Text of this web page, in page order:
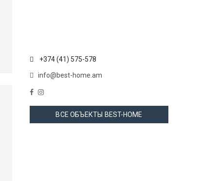
+374 (41) 575-578
info@best-home.am
ВСЕ ОБЪЕКТЫ BEST-HOME